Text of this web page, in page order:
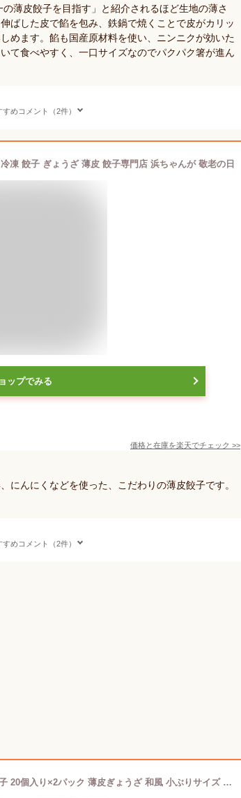
薄皮餃子を目指す」と紹介されるほど生地の薄さ
ばした皮で餡を包み、鉄鍋で焼くことで皮がカリッ
めます。餡も国産原材料を使い、ニンニクが効いた
て食べやすく、一口サイズなのでパクパク箸が進ん
めコメント（2件）
凍 餃子 ぎょうざ 薄皮 餃子専門店 浜ちゃんが 敬老の日
ップでみる
価格と在庫を楽天でチェック >>
にんにくなどを使った、こだわりの薄皮餃子です。
めコメント（2件）
国産素材使用 野菜たっぷり 手づくり 一口餃子 20個入り×2パック 薄皮ぎょうざ 和風 小ぶりサイズ おかず つまみ 惣菜 簡単調理 焼くだけ 冷凍 うた乃総本店 信用産業【送料込】